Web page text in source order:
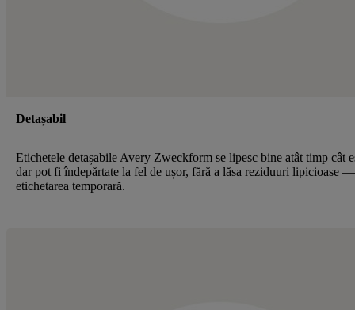
Detașabil
Etichetele detașabile Avery Zweckform se lipesc bine atât timp cât
dar pot fi îndepărtate la fel de ușor, fără a lăsa reziduuri lipicioase
etichetarea temporară.